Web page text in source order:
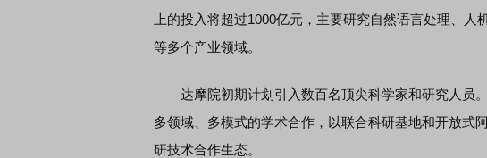
上的投入将超过1000亿元，主要研究自然语言处理、
等多个产业领域。
达摩院初期计划引入数百名顶尖科学家和研究人员。
多领域、多模式的学术合作，以联合科研基地和开放式
研技术合作生态。